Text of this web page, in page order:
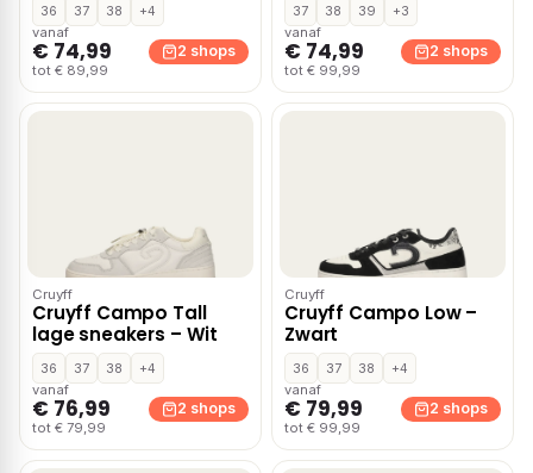
36 37 38
+4
vanaf
€ 74,99
tot € 89,99
2 shops
37 38 39
+3
vanaf
€ 74,99
tot € 99,99
2 shops
Cruyff
Cruyff Campo Tall
lage sneakers – Wit
36 37 38
+4
vanaf
€ 76,99
tot € 79,99
2 shops
Cruyff
Cruyff Campo Low –
Zwart
36 37 38
+4
vanaf
€ 79,99
tot € 99,99
2 shops